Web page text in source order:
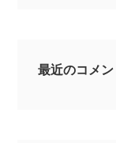
最近のコメン